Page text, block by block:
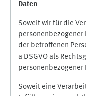
Daten
Soweit wir für die
der betroffenen
a DSGVO als
personenbezogener
Soweit eine